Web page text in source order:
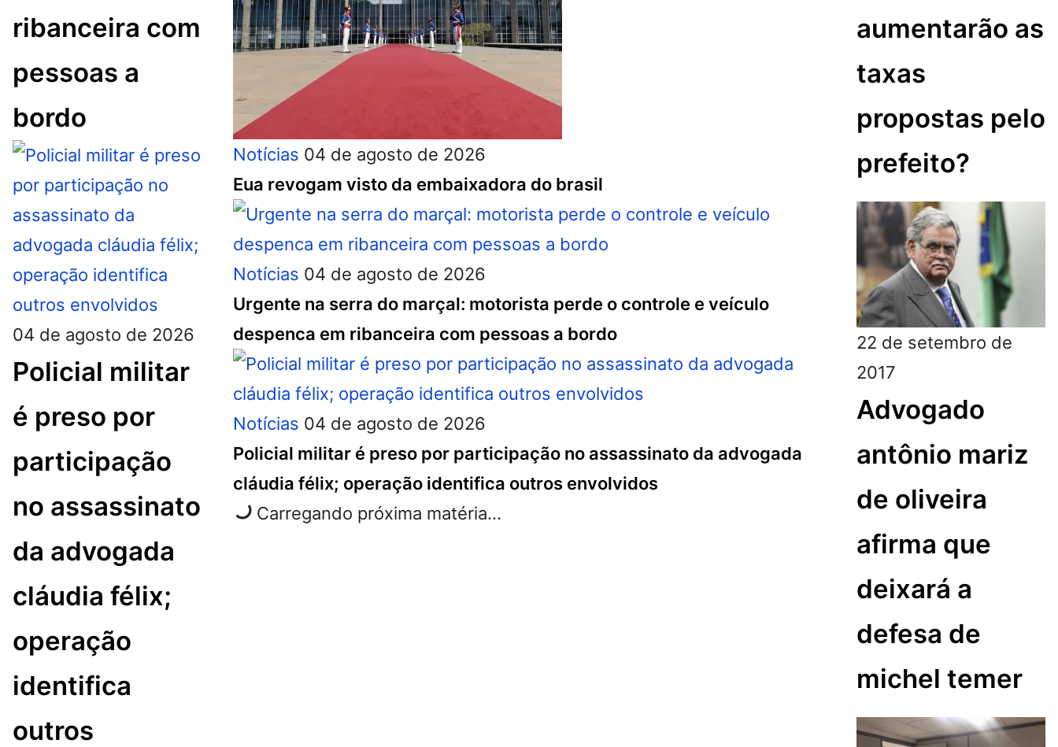
ribanceira com
pessoas a
bordo
04 de agosto de 2026
Policial militar
é preso por
participação
no assassinato
da advogada
cláudia félix;
operação
identifica
outros
Notícias 04 de agosto de 2026
Eua revogam visto da embaixadora do brasil
Notícias 04 de agosto de 2026
Urgente na serra do marçal: motorista perde o controle e veículo
despenca em ribanceira com pessoas a bordo
Notícias 04 de agosto de 2026
Policial militar é preso por participação no assassinato da advogada
cláudia félix; operação identifica outros envolvidos
Carregando próxima matéria...
aumentarão as
taxas
propostas pelo
prefeito?
22 de setembro de
2017
Advogado
antônio mariz
de oliveira
afirma que
deixará a
defesa de
michel temer